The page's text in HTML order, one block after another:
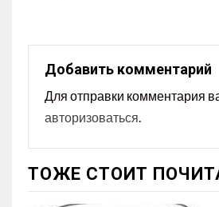
Добавить комментарий
Для отправки комментария
авторизоваться.
ТОЖЕ СТОИТ